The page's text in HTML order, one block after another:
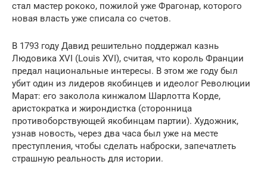
стал мастер рококо, пожилой уже Фрагонар, которого
новая власть уже списала со счетов.
В 1793 году Давид решительно поддержал казнь
Людовика XVI (Louis XVI), считая, что король Франции
предал национальные интересы. В этом же году был
убит один из лидеров якобинцев и идеолог Революции
Марат: его заколола кинжалом Шарлотта Корде,
аристократка и жирондистка (сторонница
противоборствующей якобинцам партии). Художник,
узнав новость, через два часа был уже на месте
преступления, чтобы сделать наброски, запечатлеть
страшную реальность для истории.